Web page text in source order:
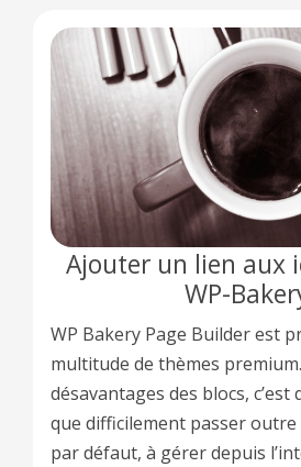
Ajouter un lien aux
WP-
WP Bakery Page Builder est
multitude de thèmes
désavantages des blocs, c’est
que difficilement passer
par défaut, à gérer depuis